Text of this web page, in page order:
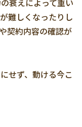
衰えによって重い
難しくなったりし
契約内容の確認が
せず、動ける今こ